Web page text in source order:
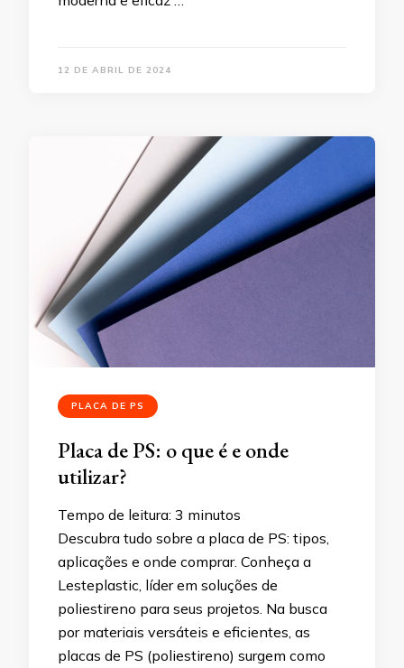
12 DE ABRIL DE 2024
PLACA DE PS
Placa de PS: o que é e onde
utilizar?
Tempo de leitura: 3 minutos
Descubra tudo sobre a placa de PS: tipos,
aplicações e onde comprar. Conheça a
Lesteplastic, líder em soluções de
poliestireno para seus projetos. Na busca
por materiais versáteis e eficientes, as
placas de PS (poliestireno) surgem como